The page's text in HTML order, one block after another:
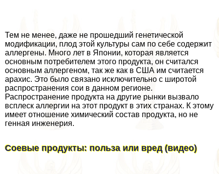
Тем не менее, даже не прошедший генетической
модификации, плод этой культуры сам по себе содержит
аллергены. Много лет в Японии, которая является
основным потребителем этого продукта, он считался
основным аллергеном, так же как в США им считается
арахис. Это было связано исключительно с широтой
распространения сои в данном регионе.
Распространение продукта на другие рынки вызвало
всплеск аллергии на этот продукт в этих странах. К этому
имеет отношение химический состав продукта, но не
генная инженерия.
Соевые продукты: польза или вред (видео)